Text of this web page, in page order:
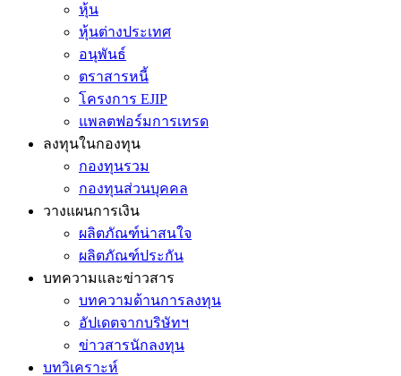
หุ้น
หุ้นต่างประเทศ
อนุพันธ์
ตราสารหนี้
โครงการ EJIP
แพลตฟอร์มการเทรด
ลงทุนในกองทุน
กองทุนรวม
กองทุนส่วนบุคคล
วางแผนการเงิน
ผลิตภัณฑ์น่าสนใจ
ผลิตภัณฑ์ประกัน
บทความและข่าวสาร
บทความด้านการลงทุน
อัปเดตจากบริษัทฯ
ข่าวสารนักลงทุน
บทวิเคราะห์